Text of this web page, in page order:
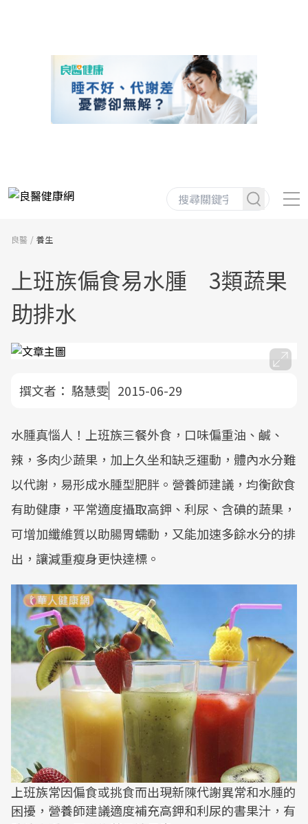
良醫 養生
上班族偏食易水腫 3類蔬果
助排水
撰文者： 駱慧雯 2015-06-29
水腫真惱人！上班族三餐外食，口味偏重油、鹹、
辣，多肉少蔬果，加上久坐和缺乏運動，體內水分難
以代謝，易形成水腫型肥胖。營養師建議，均衡飲食
有助健康，平常適度攝取高鉀、利尿、含碘的蔬果，
可增加纖維質以助腸胃蠕動，又能加速多餘水分的排
出，讓減重瘦身更快達標。
上班族常因偏食或挑食而出現新陳代謝異常和水腫的
困擾，營養師建議適度補充高鉀和利尿的書果汁，有